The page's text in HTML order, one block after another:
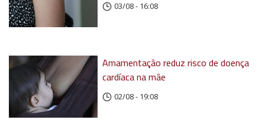
03/08 - 16:08
Amamentação reduz risco de doença
cardíaca na mãe
02/08 - 19:08